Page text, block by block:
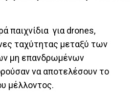
παιχνίδια για drones,
ταχύτητας μεταξύ των
μη επανδρωμένων
να αποτελέσουν το
μέλλοντος.